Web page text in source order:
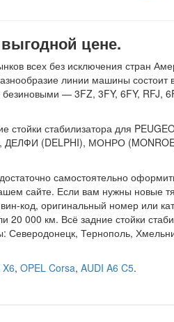
цене.
всех без исключения стран
линии машины
безиновыми — 3FZ, 3FY, 6FY,
стойки стабилизатора для
ДЕЛФИ (DELPHI), МОНРО
самостоятельно
сайте. Если вам нужны новые
код, оригинальный номер или
20 000 км. Всё задние стойки
Тернополь,
X6, OPEL Corsa, AUDI A6 C5.